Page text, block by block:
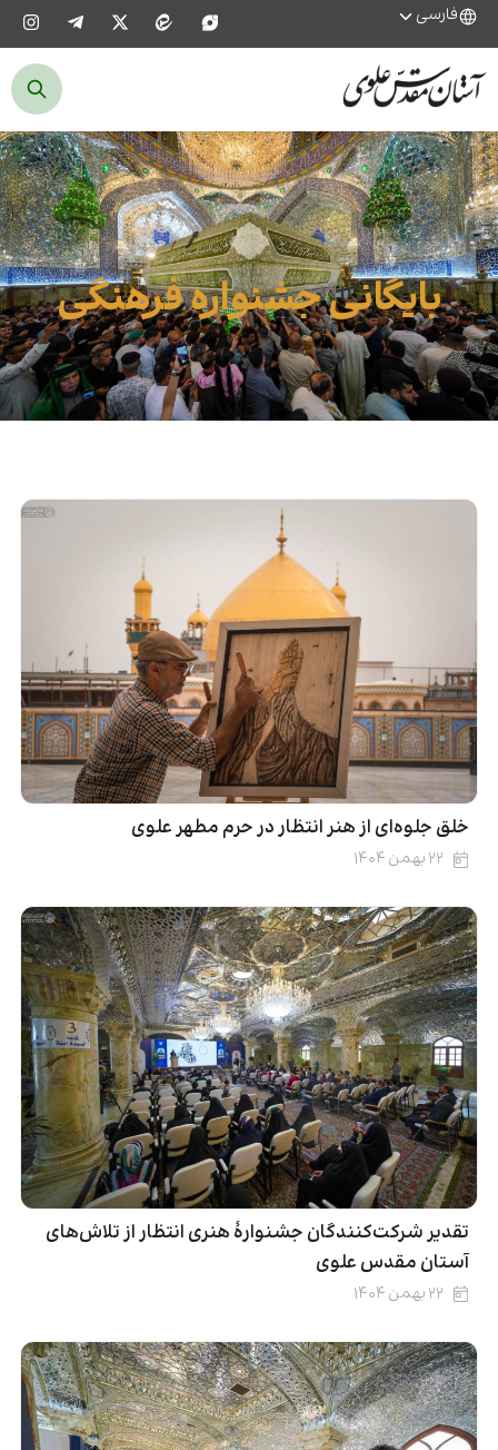
فارسی
بایگانی جشنواره فرهنگی
خلق جلوه‌ای از هنر انتظار در حرم مطهر علوی
۲۲ بهمن ۱۴۰۴
تقدیر شرکت‌کنندگان جشنوارۀ هنری انتظار از تلاش‌های
آستان مقدس علوی
۲۲ بهمن ۱۴۰۴